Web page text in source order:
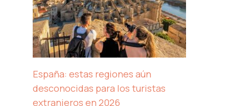
España: estas regiones aún
desconocidas para los turistas
extranjeros en 2026